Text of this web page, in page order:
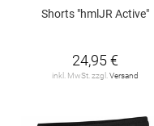
Shorts "hmlJR Active"
24,95 €
inkl. MwSt. zzgl. Versand